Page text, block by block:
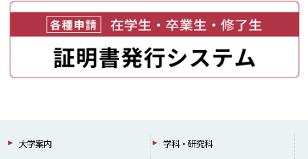
大学案内
学科・研究科